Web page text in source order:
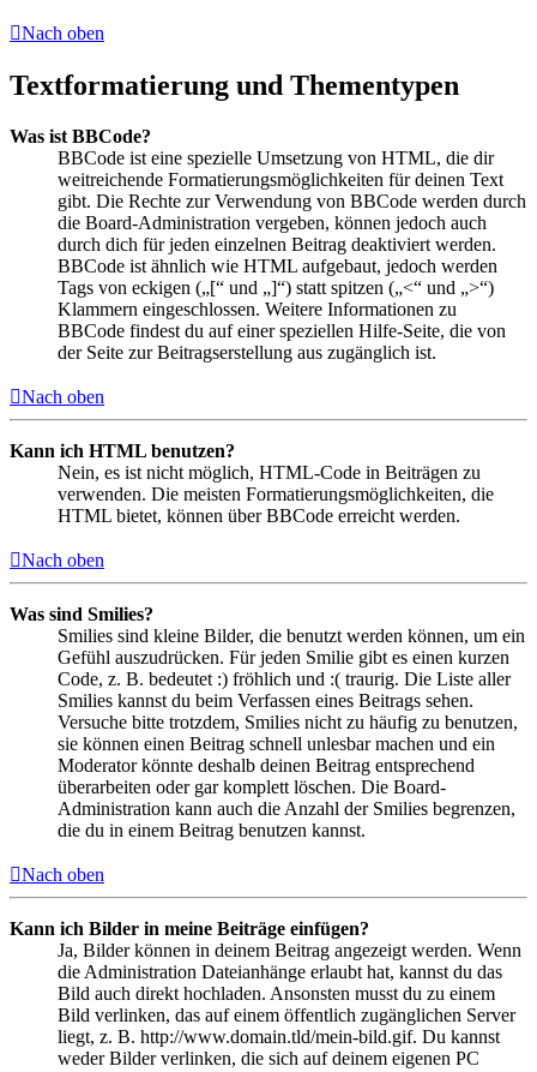
Nach oben
Textformatierung und Thementypen
Was ist BBCode?
BBCode ist eine spezielle Umsetzung von HTML, die dir
weitreichende Formatierungsmöglichkeiten für deinen Text
gibt. Die Rechte zur Verwendung von BBCode werden durch
die Board-Administration vergeben, können jedoch auch
durch dich für jeden einzelnen Beitrag deaktiviert werden.
BBCode ist ähnlich wie HTML aufgebaut, jedoch werden
Tags von eckigen („[“ und „]“) statt spitzen („<“ und „>“)
Klammern eingeschlossen. Weitere Informationen zu
BBCode findest du auf einer speziellen Hilfe-Seite, die von
der Seite zur Beitragserstellung aus zugänglich ist.
Nach oben
Kann ich HTML benutzen?
Nein, es ist nicht möglich, HTML-Code in Beiträgen zu
verwenden. Die meisten Formatierungsmöglichkeiten, die
HTML bietet, können über BBCode erreicht werden.
Nach oben
Was sind Smilies?
Smilies sind kleine Bilder, die benutzt werden können, um ein
Gefühl auszudrücken. Für jeden Smilie gibt es einen kurzen
Code, z. B. bedeutet :) fröhlich und :( traurig. Die Liste aller
Smilies kannst du beim Verfassen eines Beitrags sehen.
Versuche bitte trotzdem, Smilies nicht zu häufig zu benutzen,
sie können einen Beitrag schnell unlesbar machen und ein
Moderator könnte deshalb deinen Beitrag entsprechend
überarbeiten oder gar komplett löschen. Die Board-
Administration kann auch die Anzahl der Smilies begrenzen,
die du in einem Beitrag benutzen kannst.
Nach oben
Kann ich Bilder in meine Beiträge einfügen?
Ja, Bilder können in deinem Beitrag angezeigt werden. Wenn
die Administration Dateianhänge erlaubt hat, kannst du das
Bild auch direkt hochladen. Ansonsten musst du zu einem
Bild verlinken, das auf einem öffentlich zugänglichen Server
liegt, z. B. http://www.domain.tld/mein-bild.gif. Du kannst
weder Bilder verlinken, die sich auf deinem eigenen PC